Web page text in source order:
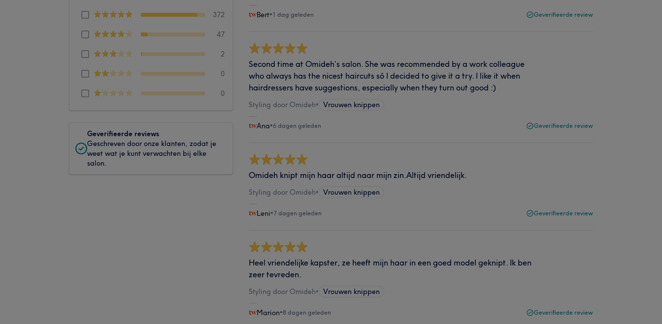
372
47
2
0
0
Geverifieerde reviews
Geschreven door onze klanten, zodat je
weet wat je kunt verwachten bij elke
salon.
Bert•1 dag geleden Geverifieerde review
Second time at Omideh’s salon. She was recommended by a work colleague
who always has the nicest haircuts só I decided to give it a try. I like it when
hairdressers have suggestions, especially when they turn out good :)
Styling door Omideh• Vrouwen knippen
Ana•6 dagen geleden Geverifieerde review
Omideh knipt mijn haar altijd naar mijn zin.Altijd vriendelijk.
Styling door Omideh• Vrouwen knippen
Leni•7 dagen geleden Geverifieerde review
Heel vriendelijke kapster, ze heeft mijn haar in een goed model geknipt. Ik ben
zeer tevreden.
Styling door Omideh• Vrouwen knippen
Marion•8 dagen geleden Geverifieerde review